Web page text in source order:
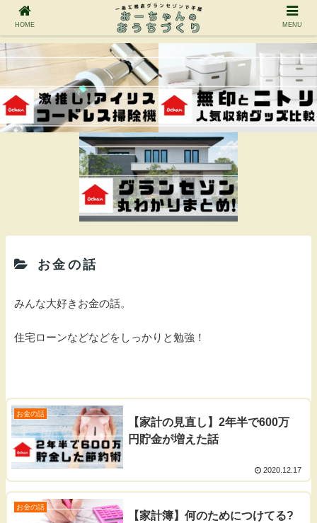
お金の話
みんな大好きお金の話。
住宅ローンなどなどをしっかりと勉強！
お金の話
【家計の見直し】2年半で600万
円貯金が増えた話
2020.12.17
お金の話
【家計簿】何のためにつけてる?
HOME MENU